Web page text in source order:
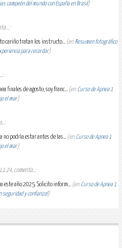
campeón del mundo con España en Brasil)
cariño tratan los instructo... (en:Resumen fotográfico
para recordar)
finales de agosto, soy franc... (en:Curso de Apnea 1
el mar)
no podría estar antes de las... (en:Curso de Apnea 1
el mar)
comenta...:
este año 2025. Solicito inform... (en:Curso de Apnea 1
seguridad y confianza!)